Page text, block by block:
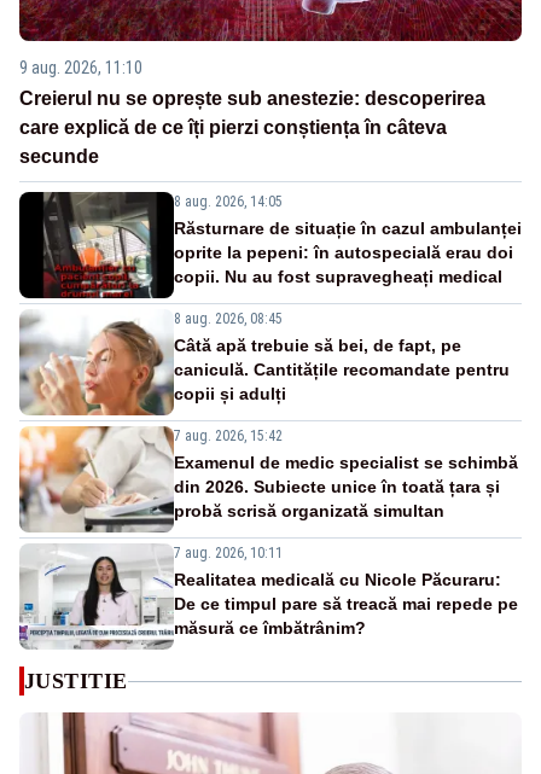
9 aug. 2026, 11:10
Creierul nu se oprește sub anestezie: descoperirea
care explică de ce îți pierzi conștiența în câteva
secunde
8 aug. 2026, 14:05
Răsturnare de situație în cazul ambulanței
oprite la pepeni: în autospecială erau doi
copii. Nu au fost supravegheați medical
8 aug. 2026, 08:45
Câtă apă trebuie să bei, de fapt, pe
caniculă. Cantitățile recomandate pentru
copii și adulți
7 aug. 2026, 15:42
Examenul de medic specialist se schimbă
din 2026. Subiecte unice în toată țara și
probă scrisă organizată simultan
7 aug. 2026, 10:11
Realitatea medicală cu Nicole Păcuraru:
De ce timpul pare să treacă mai repede pe
măsură ce îmbătrânim?
JUSTITIE